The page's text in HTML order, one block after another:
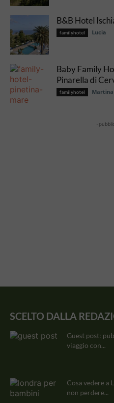
B&B Hotel
familyhotel Lucia
Baby Family
Pinarella di
familyhotel Martina
-
SCELTO DALLA
Guest post:
viaggio con...
Cosa vedere a
non perdere...